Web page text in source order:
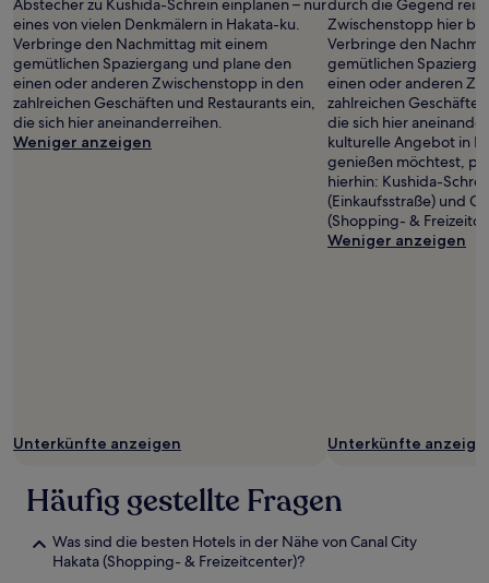
Abstecher zu Kushida-Schrein einplanen – nur
eines von vielen Denkmälern in Hakata-ku.
Verbringe den Nachmittag mit einem
gemütlichen Spaziergang und plane den
einen oder anderen Zwischenstopp in den
zahlreichen Geschäften und Restaurants ein,
die sich hier aneinanderreihen.
Weniger anzeigen
Unterkünfte anzeigen
durch die Gegend
Zwischenstopp hier
Verbringe den
gemütlichen
einen oder anderen
zahlreichen
die sich hier
kulturelle Angebot in
genießen möchtest,
hierhin: Kushida-
(Einkaufsstraße) und
(Shopping- &
Weniger anzeigen
Unterkünfte
Häufig gestellte Fragen
Was sind die besten Hotels in der Nähe von Canal City
Hakata (Shopping- & Freizeitcenter)?